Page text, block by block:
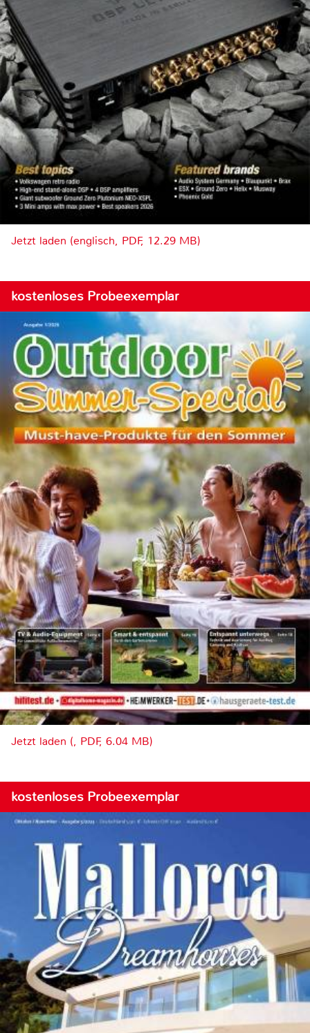
Jetzt laden (englisch, PDF, 12.29 MB)
kostenloses Probeexemplar
Jetzt laden (, PDF, 6.04 MB)
kostenloses Probeexemplar